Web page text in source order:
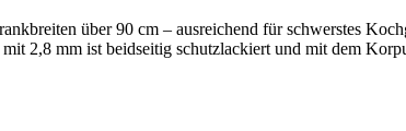
über 90 cm – ausreichend für schwerstes
2,8 mm ist beidseitig schutzlackiert und mit dem